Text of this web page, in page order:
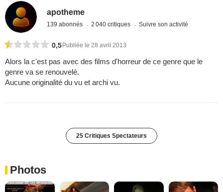
apotheme
139 abonnés 2 040 critiques Suivre son activité
0,5 Publiée le 28 avril 2013
Alors la c'est pas avec des films d'horreur de ce genre que le
genre va se renouvelé.
Aucune originalité du vu et archi vu.
25 Critiques Spectateurs
Photos